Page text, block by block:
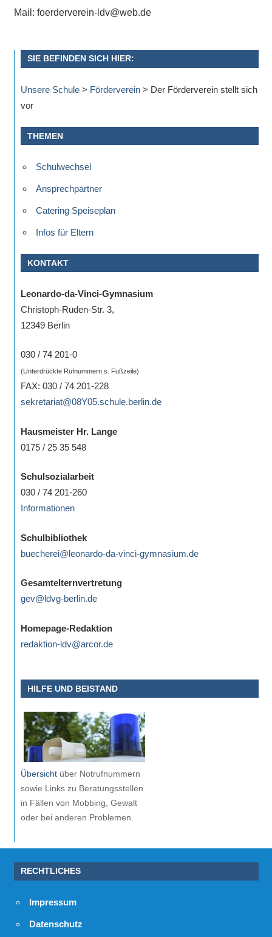
Mail: foerderverein-ldv@web.de
SIE BEFINDEN SICH HIER:
Unsere Schule> Förderverein> Der Förderverein stellt sich
vor
THEMEN
Schulwechsel
Ansprechpartner
Catering Speiseplan
Infos für Eltern
KONTAKT
Leonardo-da-Vinci-Gymnasium
Christoph-Ruden-Str. 3,
12349 Berlin
030 / 74 201-0
(Unterdrückte Rufnummern s. Fußzeile)
FAX: 030 / 74 201-228
sekretariat@08Y05.schule.berlin.de
Hausmeister Hr. Lange
0175 / 25 35 548
Schulsozialarbeit
030 / 74 201-260
Informationen
Schulbibliothek
buecherei@leonardo-da-vinci-gymnasium.de
Gesamtelternvertretung
gev@ldvg-berlin.de
Homepage-Redaktion
redaktion-ldv@arcor.de
HILFE UND BEISTAND
Übersichtüber Notrufnummern
sowie Links zu Beratungsstellen
in Fällen von Mobbing, Gewalt
oder bei anderen Problemen.
RECHTLICHES
Impressum
Datenschutz